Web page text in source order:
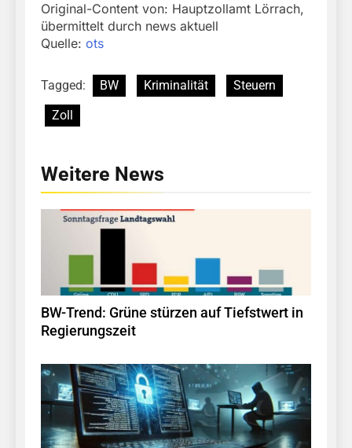
Original-Content von: Hauptzollamt Lörrach,
übermittelt durch news aktuell
Quelle: ots
Tagged: BW Kriminalität
Steuern
Zoll
Weitere News
BW-Trend: Grüne stürzen auf Tiefstwert in
Regierungszeit